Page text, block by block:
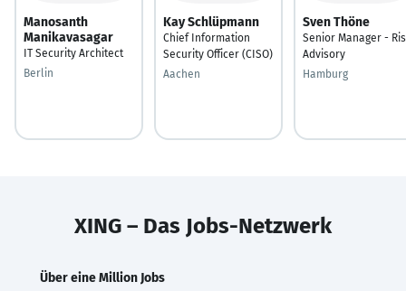
Manosanth
Manikavasagar
IT Security Architect
Berlin
Kay Schlüpmann
Chief Information
Security Officer (CISO)
Aachen
Sven Thöne
Senior Manager -
Advisory
Hamburg
XING – Das Jobs-Netzwerk
Über eine Million Jobs